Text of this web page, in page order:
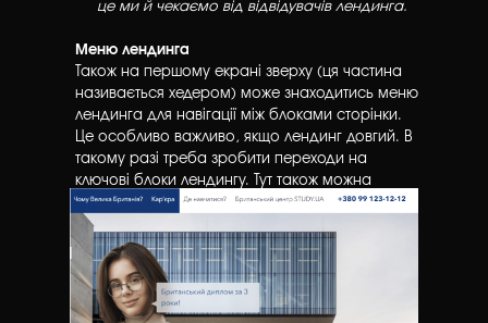
це ми й чекаємо від відвідувачів лендинга.
Меню лендинга
Також на першому екрані зверху (ця частина
називається хедером) може знаходитись меню
лендинга для навігації між блоками сторінки.
Це особливо важливо, якщо лендинг довгий. В
такому разі треба зробити переходи на
ключові блоки лендингу. Тут також можна
додати контакти для зв’язку.